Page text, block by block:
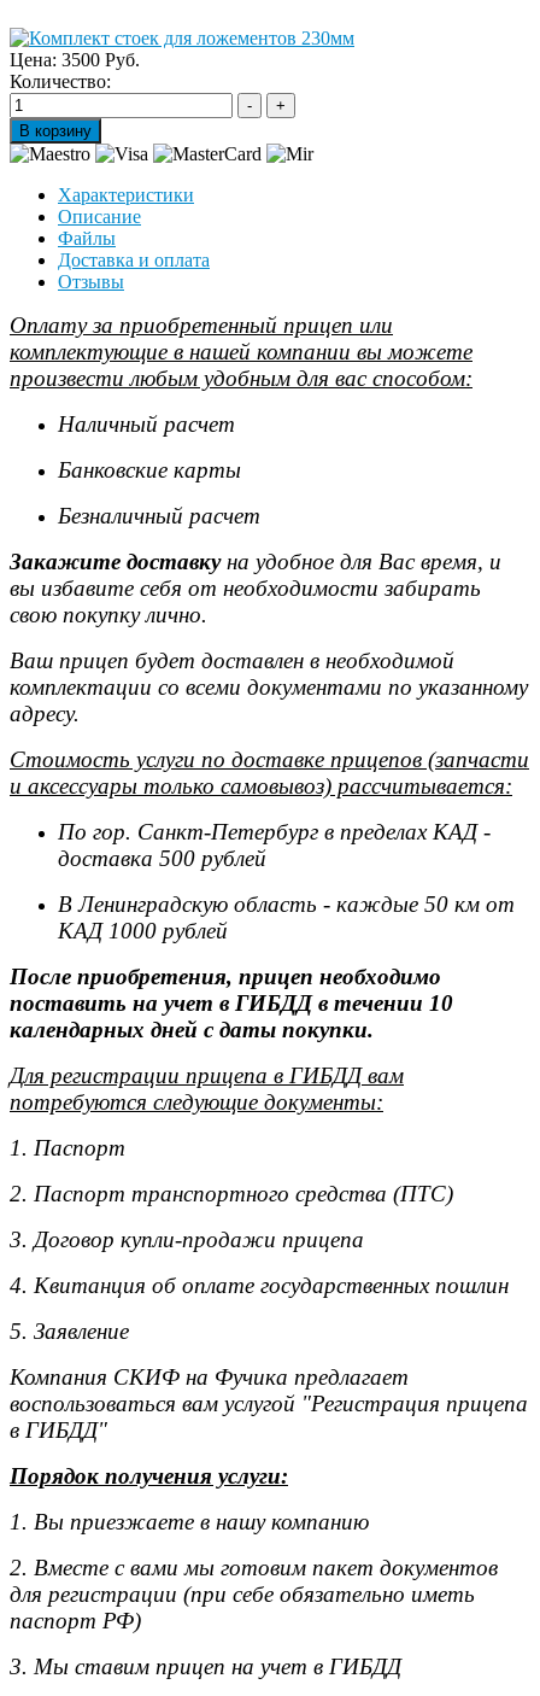
Цена: 3500 Руб.
Количество:
Характеристики
Описание
Файлы
Доставка и оплата
Отзывы
Оплату за приобретенный прицеп или
комплектующие в нашей компании вы можете
произвести любым удобным для вас способом:
Наличный расчет
Банковские карты
Безналичный расчет
Закажите доставкуна удобное для Вас время, и
вы избавите себя от необходимости забирать
свою покупку лично.
Ваш прицеп будет доставлен в необходимой
комплектации со всеми документами по указанному
адресу.
Стоимость услуги по доставке прицепов (запчасти
и аксессуары только самовывоз) рассчитывается:
По гор. Санкт-Петербург в пределах КАД -
доставка 500 рублей
В Ленинградскую область - каждые 50 км от
КАД 1000 рублей
После приобретения, прицеп необходимо
поставить на учет в ГИБДД в течении 10
календарных дней с даты покупки.
Для регистрации прицепа в ГИБДД вам
потребуются следующие документы:
1. Паспорт
2. Паспорт транспортного средства (ПТС)
3. Договор купли-продажи прицепа
4. Квитанция об оплате государственных пошлин
5. Заявление
Компания СКИФ на Фучика предлагает
воспользоваться вам услугой "Регистрация прицепа
в ГИБДД"
Порядок получения услуги:
1. Вы приезжаете в нашу компанию
2. Вместе с вами мы готовим пакет документов
для регистрации (при себе обязательно иметь
паспорт РФ)
3. Мы ставим прицеп на учет в ГИБДД